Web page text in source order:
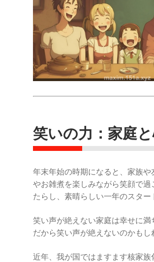
笑いの力：家庭
年末年始の時期になると、家族
やお雑煮を楽しみながら笑顔で
たらし、素晴らしい一年のスター
笑い声が絶えない家庭は幸せに
だから笑い声が絶えないのかも
近年、我が国ではますます核家